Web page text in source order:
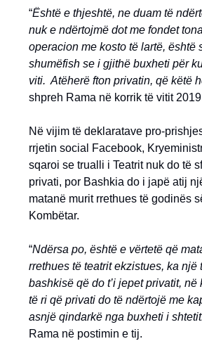
“Është e thjeshtë, ne duam të
nuk e ndërtojmë dot me fondet
operacion me kosto të lartë, është
shumëfish se i gjithë buxheti për
viti. Atëherë fton privatin, që këtë
shpreh Rama në korrik të vitit
Në vijim të deklaratave pro-
rrjetin social Facebook,
sqaroi se trualli i Teatrit nuk do të
privati, por Bashkia do i japë atij
matanë murit rrethues të godinës
Kombëtar.
“Ndërsa po, është e vërtetë që
rrethues të teatrit ekzistues, ka një
bashkisë që do t’i jepet privatit, në
të ri që privati do të ndërtojë me
asnjë qindarkë nga buxheti i
Rama në postimin e tij.